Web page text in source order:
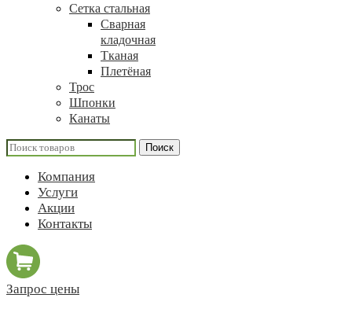
Сетка стальная
Сварная
кладочная
Тканая
Плетёная
Трос
Шпонки
Канаты
Поиск
Компания
Услуги
Акции
Контакты
Запрос цены